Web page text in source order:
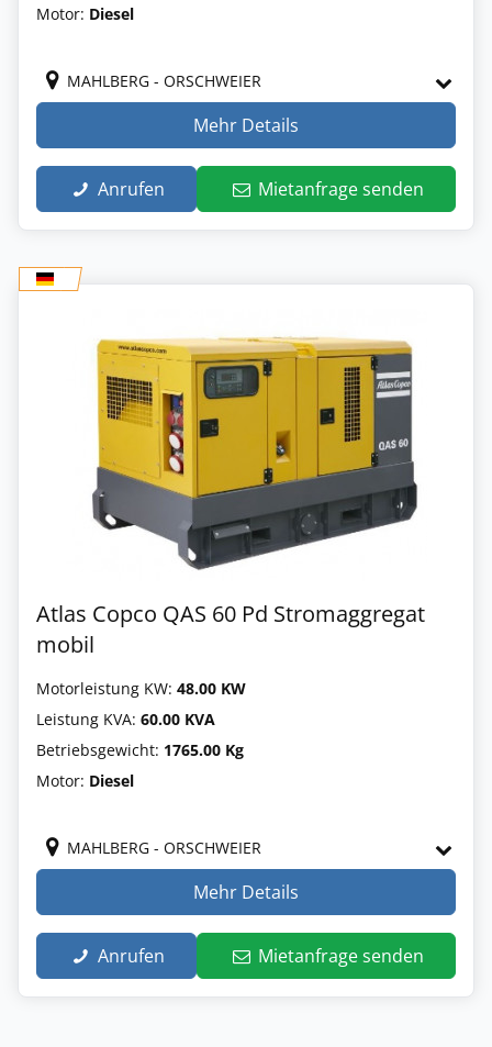
Motor: Diesel
MAHLBERG - ORSCHWEIER
Mehr Details
Anrufen Mietanfrage senden
Atlas Copco QAS 60 Pd Stromaggregat
mobil
Motorleistung KW: 48.00 KW
Leistung KVA: 60.00 KVA
Betriebsgewicht: 1765.00 Kg
Motor: Diesel
MAHLBERG - ORSCHWEIER
Mehr Details
Anrufen Mietanfrage senden